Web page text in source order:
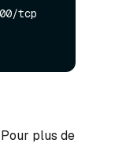
tcp
plus de